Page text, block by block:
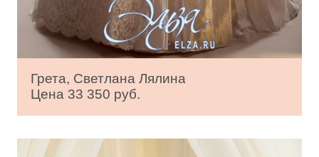
Грета, Светлана Лялина
Цена 33 350 руб.